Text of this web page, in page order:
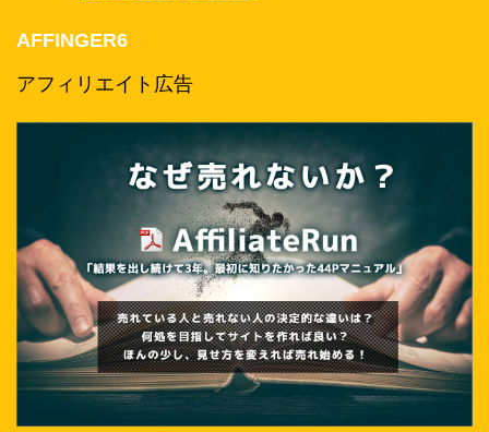
AFFINGER6
アフィリエイト広告